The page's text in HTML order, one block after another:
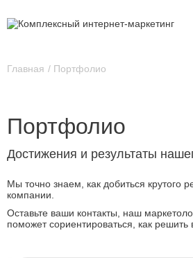
Главная Портфолио
Портфолио
Достижения и результаты
Мы точно знаем, как добиться крутого
компании.
Оставьте ваши контакты, наш
поможет сориентироваться, как решить